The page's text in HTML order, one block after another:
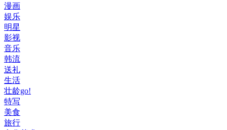
漫画
娱乐
明星
影视
音乐
韩流
送礼
生活
壮龄go!
特写
美食
旅行